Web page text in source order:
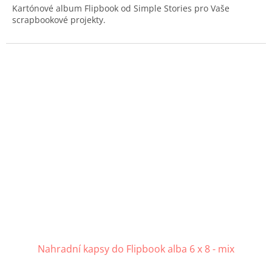
Kartónové album Flipbook od Simple Stories pro Vaše
scrapbookové projekty.
Nahradní kapsy do Flipbook alba 6 x 8 - mix